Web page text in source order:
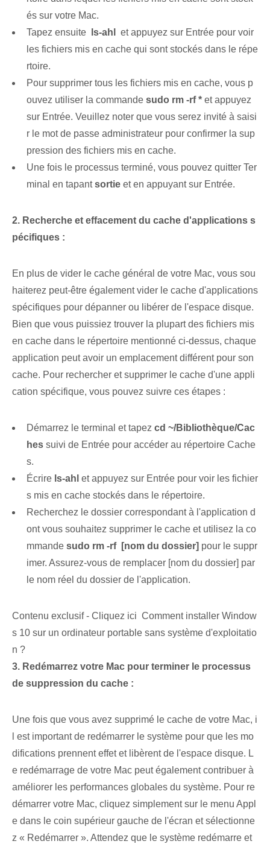
és sur votre Mac.
Tapez ensuite ‌
ls-ahl
⁣ et appuyez sur Entrée pour voir
les fichiers mis en cache qui sont stockés dans le répe
rtoire.
Pour supprimer tous les fichiers mis en cache, vous p
ouvez utiliser la commande sudo rm -rf * et appuyez
sur Entrée. Veuillez noter que vous serez invité à saisi
r le mot de passe administrateur pour confirmer la sup
pression des fichiers mis en cache.
Une fois le processus terminé, vous pouvez quitter Ter
minal en tapantsortie et en appuyant sur Entrée.
2. Recherche et effacement du cache d'applications s
pécifiques :
En plus de vider le cache général de votre Mac, vous sou
haiterez peut-être également vider le cache d'applications
spécifiques pour dépanner ou libérer de l'espace disque.
Bien que vous puissiez trouver la plupart des fichiers mis
en cache dans le répertoire mentionné ci-dessus, chaque
application peut avoir un emplacement différent pour son
cache. Pour rechercher et supprimer le cache d'une appli
cation spécifique, vous pouvez suivre ces étapes :
Démarrez le terminal et tapez cd ~/Bibliothèque/Cac
hes suivi de Entrée pour accéder au répertoire Cache
s.
Écrire ls-ahl et appuyez sur Entrée pour voir les fichier
s mis en cache stockés dans le répertoire.
Recherchez le dossier correspondant à l'application d
ont vous souhaitez supprimer le cache et utilisez la co
mmande sudo rm -rf ‌ [nom du dossier] pour le suppr
imer. Assurez-vous de remplacer [nom du dossier] par
le nom réel du dossier de l'application.
Contenu exclusif - Cliquez ici Comment installer Window
s 10 sur un ordinateur portable sans système d'exploitatio
n ?
3. Redémarrez votre Mac pour terminer le processus
de suppression du cache :
Une fois que vous avez supprimé le cache de votre Mac, i
l est important de redémarrer le système pour que les mo
difications prennent effet et libèrent de l'espace disque. ⁢L
e redémarrage de votre Mac peut également contribuer à
améliorer les performances globales du système. Pour re
démarrer votre Mac, cliquez simplement sur le menu Appl
e dans le coin supérieur gauche de l'écran et sélectionne
z « Redémarrer ». Attendez que le système redémarre et